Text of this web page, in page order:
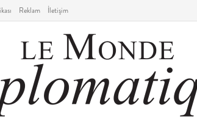
Reklam İletişim